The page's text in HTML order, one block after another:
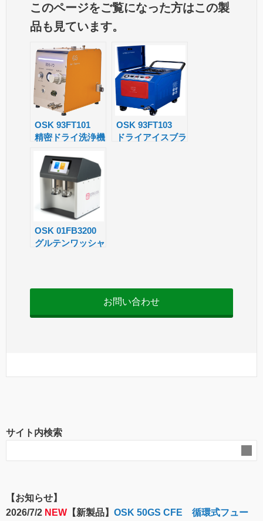
o
gl
e
Tr
a
n
sl
at
e
ss
a
g
e
ail ail e
a
このページをご覧になった方はこの製
品も見ています。
OSK 93FT101
精密ドライ洗浄機
OSK 93FT103
ドライアイスブラ
OSK 01FB3200
グルテンワッシャ
お問い合わせ
サイト内検索
【お知らせ】
2026/7/2 NEW 【新製品】 OSK 50GS CFE 循環式フュー